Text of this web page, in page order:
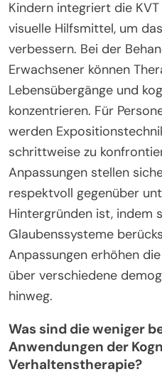
Kindern integriert die
visuelle Hilfsmittel, um
verbessern. Bei der
Erwachsener können
Lebensübergänge und
konzentrieren. Für
werden
schrittweise zu
Anpassungen stellen
respektvoll gegenüber
Hintergründen ist, indem
Glaubenssysteme
Anpassungen erhöhen
über verschiedene
hinweg.
Was sind die weniger
Anwendungen der
Verhaltenstherapie?